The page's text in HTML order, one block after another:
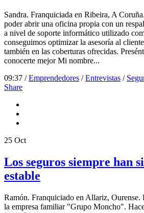
Sandra. Franquiciada en Ribeira, A
poder abrir una oficina propia con un
a nivel de soporte informático utilizado
conseguimos optimizar la asesoría al
también en las coberturas ofrecidas.
conocerte mejor Mi nombre...
09:37 /Emprendedores /Entrevistas /
Share
25 Oct
Los seguros siempre han
estable
Ramón. Franquiciado en Allariz, Ourense.
la empresa familiar "Grupo Moncho".